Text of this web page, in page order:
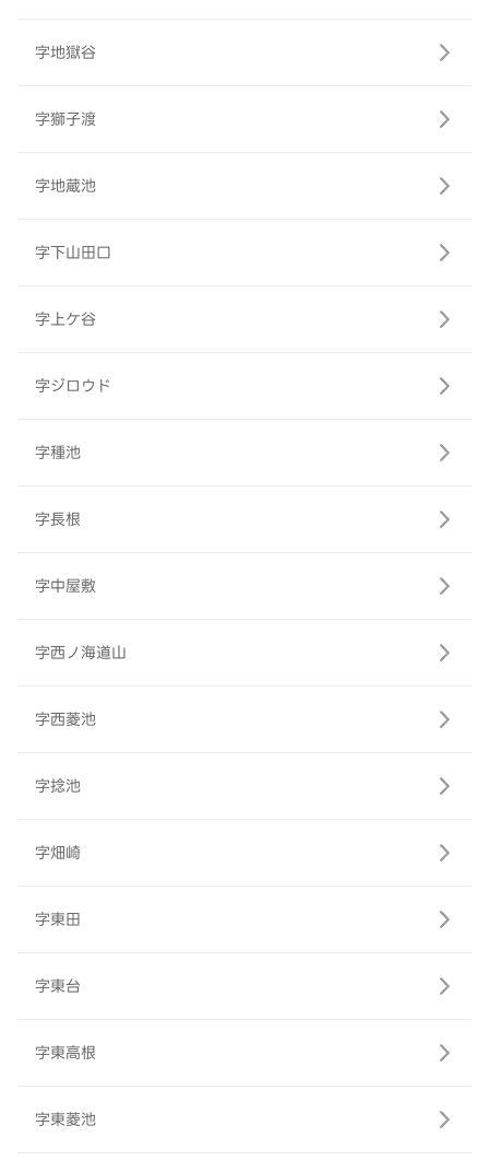
字地獄谷
字獅子渡
字地蔵池
字下山田口
字上ケ谷
字ジロウド
字種池
字長根
字中屋敷
字西ノ海道山
字西菱池
字捻池
字畑崎
字東田
字東台
字東高根
字東菱池